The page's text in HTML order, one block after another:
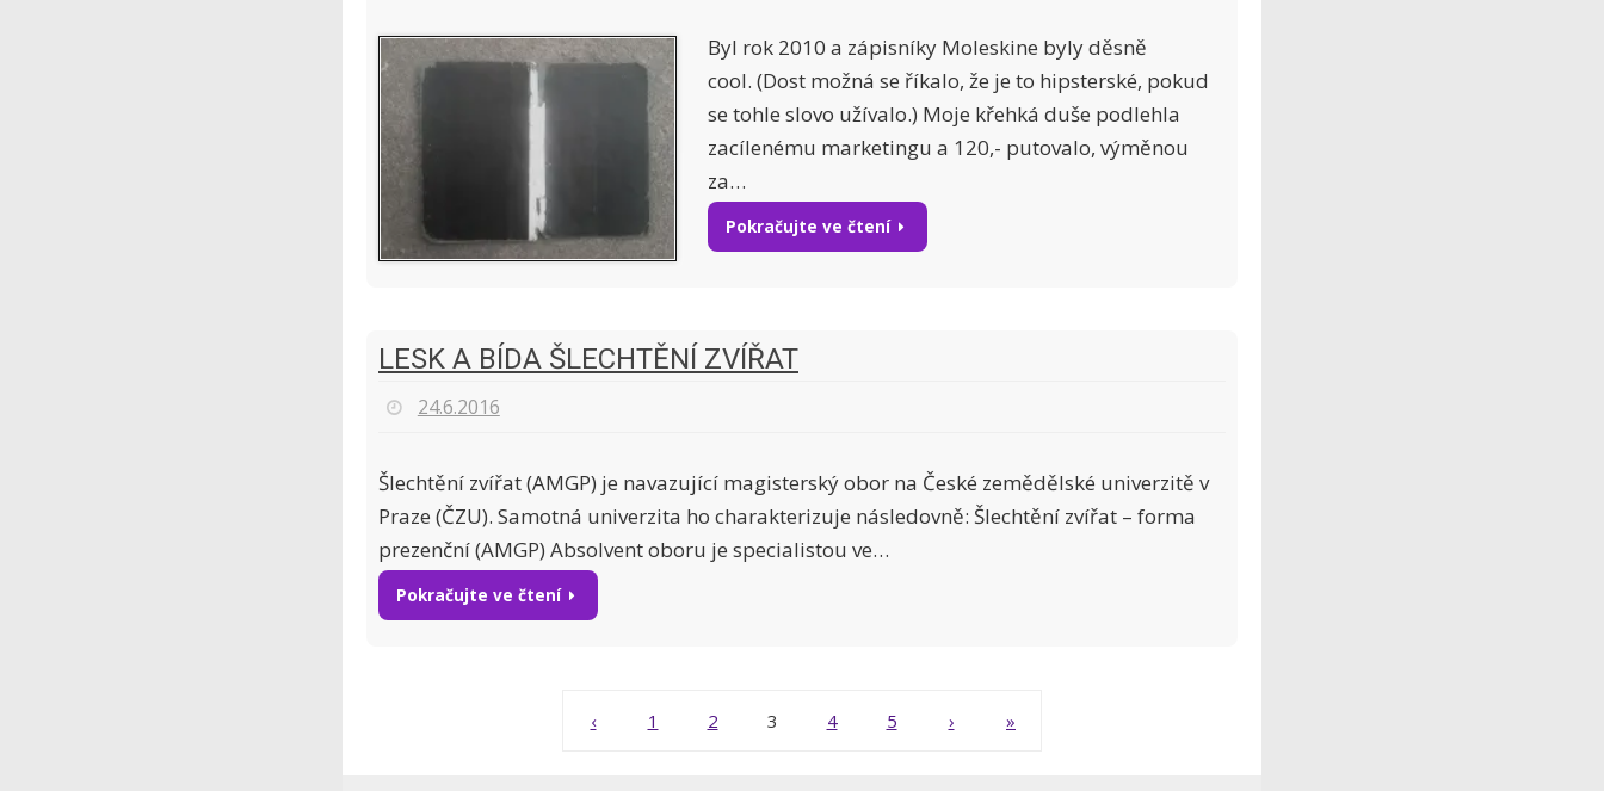
Byl rok 2010 a zápisníky Moleskine byly děsně
cool. (Dost možná se říkalo, že je to hipsterské, pokud
se tohle slovo užívalo.) Moje křehká duše podlehla
zacílenému marketingu a 120,- putovalo, výměnou
za…
Pokračujte ve čtení
LESK A BÍDA ŠLECHTĚNÍ ZVÍŘAT
24.6.2016
Šlechtění zvířat (AMGP) je navazující magisterský obor na České zemědělské univerzitě v
Praze (ČZU). Samotná univerzita ho charakterizuje následovně: Šlechtění zvířat – forma
prezenční (AMGP) Absolvent oboru je specialistou ve…
Pokračujte ve čtení
‹ 1 2 3 4 5 › »